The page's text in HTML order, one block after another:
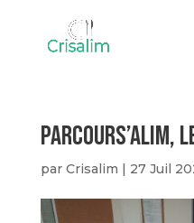
par Crisalim | 27 Juil